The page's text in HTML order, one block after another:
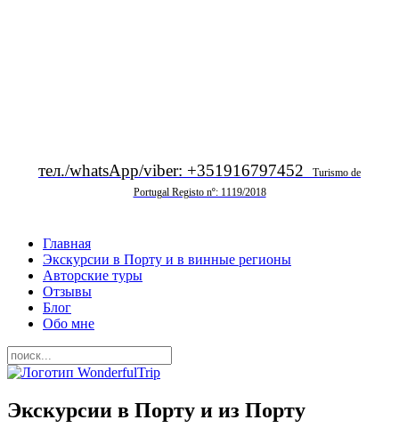
тел./whatsApp/viber: +351916797452
Turismo de
Portugal Registo nº: 1119/2018
Главная
Экскурсии в Порту и в винные регионы
Авторские туры
Отзывы
Блог
Обо мне
Экскурсии в Порту и из Порту